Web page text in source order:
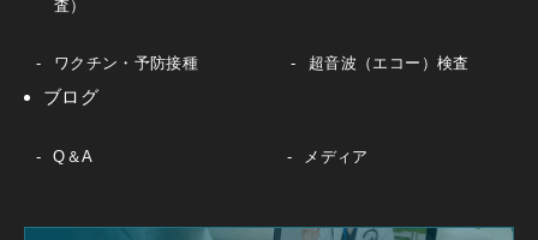
査）
ワクチン・予防接種 超音波（エコー）検査
ブログ
Q＆A メディア